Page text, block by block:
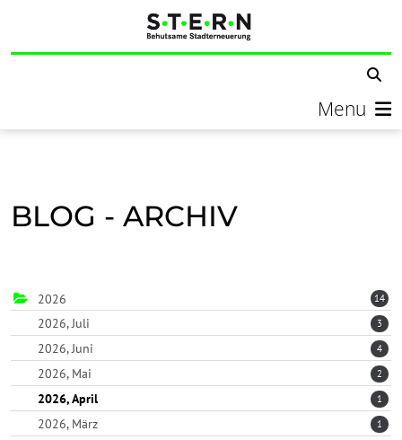
Menu
BLOG - ARCHIV
2026 14
2026, Juli 3
2026, Juni 4
2026, Mai 2
2026, April 1
2026, März 1